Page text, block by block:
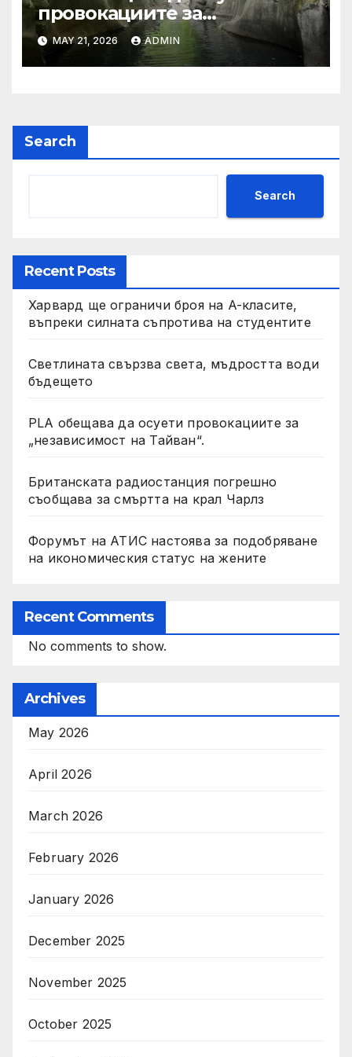
провокациите за
„независимост на Тайван“.
MAY 21, 2026 ADMIN
Search
Search
Recent Posts
Харвард ще ограничи броя на A-класите,
въпреки силната съпротива на студентите
Светлината свързва света, мъдростта води
бъдещето
PLA обещава да осуети провокациите за
„независимост на Тайван“.
Британската радиостанция погрешно
съобщава за смъртта на крал Чарлз
Форумът на АТИС настоява за подобряване
на икономическия статус на жените
Recent Comments
No comments to show.
Archives
May 2026
April 2026
March 2026
February 2026
January 2026
December 2025
November 2025
October 2025